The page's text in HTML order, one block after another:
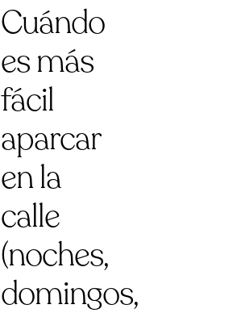
Cuándo
es más
fácil
aparcar
en la
calle
(noches,
domingos,